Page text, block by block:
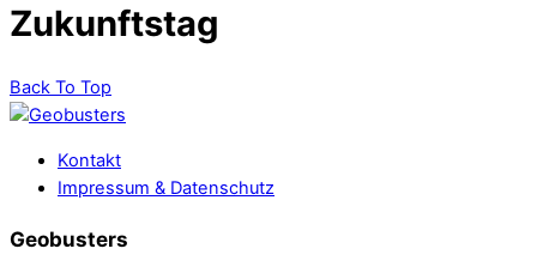
Zukunftstag
Back To Top
Kontakt
Impressum & Datenschutz
Geobusters